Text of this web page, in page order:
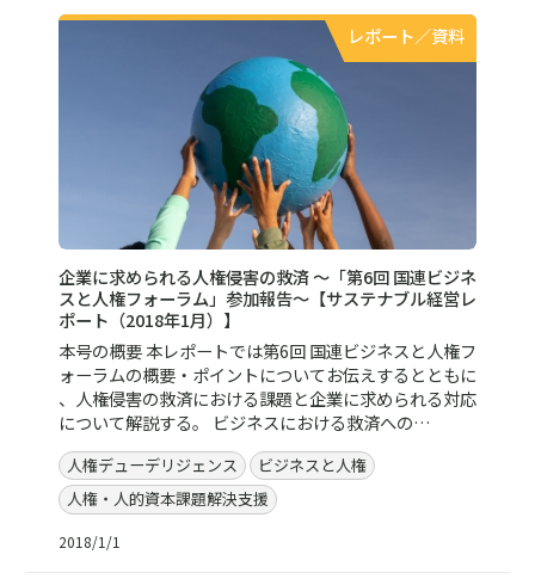
レポート／資料
企業に求められる人権侵害の救済 ～「第6回 国連ビジネ
スと人権フォーラム」参加報告～【サステナブル経営レ
ポート（2018年1月）】
本号の概要 本レポートでは第6回 国連ビジネスと人権フ
ォーラムの概要・ポイントについてお伝えするとともに
、人権侵害の救済における課題と企業に求められる対応
について解説する。 ビジネスにおける救済への…
人権デューデリジェンス
ビジネスと人権
人権・人的資本課題解決支援
2018/1/1